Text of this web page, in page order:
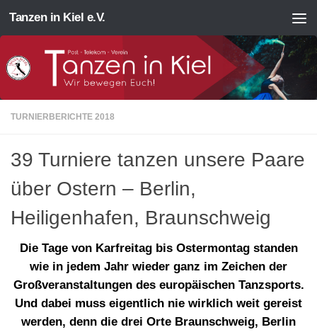
Zum Inhalt springen
Tanzen in Kiel e.V.
TURNIERBERICHTE 2018
39 Turniere tanzen unsere Paare
über Ostern – Berlin,
Heiligenhafen, Braunschweig
Die Tage von Karfreitag bis Ostermontag standen
wie in jedem Jahr wieder ganz im Zeichen der
Großveranstaltungen des europäischen Tanzsports.
Und dabei muss eigentlich nie wirklich weit gereist
werden, denn die drei Orte Braunschweig, Berlin